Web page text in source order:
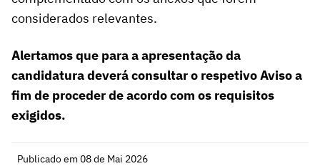
considerados relevantes.
Alertamos que para a apresentação da
candidatura deverá consultar o respetivo Aviso a
fim de proceder de acordo com os requisitos
exigidos.
Publicado em 08 de Mai 2026